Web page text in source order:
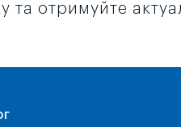
та отримуйте